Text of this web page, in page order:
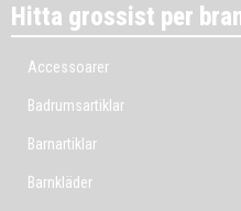
Hitta grossist per
Accessoarer
Badrumsartiklar
Barnartiklar
Barnkläder